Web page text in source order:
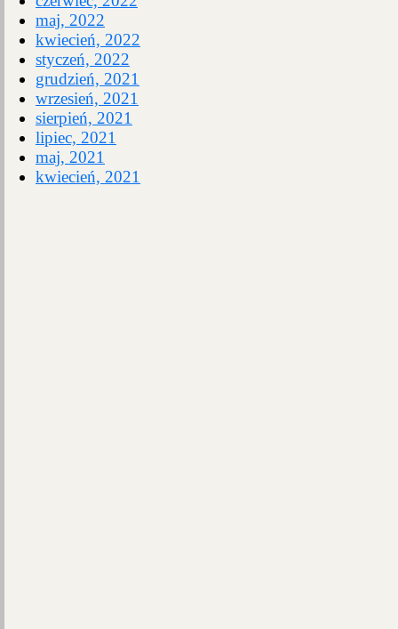
maj, 2022
kwiecień, 2022
styczeń, 2022
grudzień, 2021
wrzesień, 2021
sierpień, 2021
lipiec, 2021
maj, 2021
kwiecień, 2021